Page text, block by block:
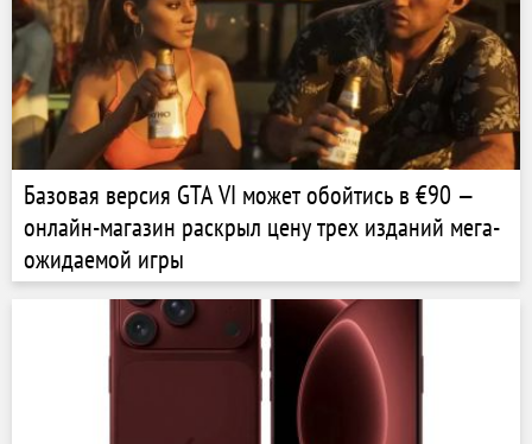
Базовая версия GTA VI может обойтись в €90 —
онлайн-магазин раскрыл цену трех изданий мега-
ожидаемой игры